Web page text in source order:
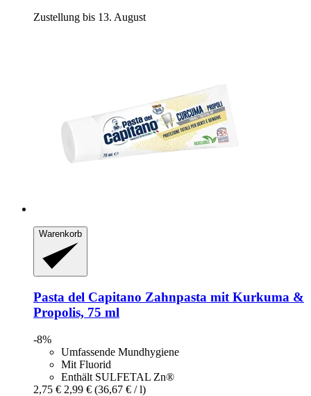
Zustellung bis 13. August
Warenkorb
Pasta del Capitano Zahnpasta mit Kurkuma &
Propolis, 75 ml
-8%
Umfassende Mundhygiene
Mit Fluorid
Enthält SULFETAL Zn®
2,75 € 2,99 € (36,67 € / l)